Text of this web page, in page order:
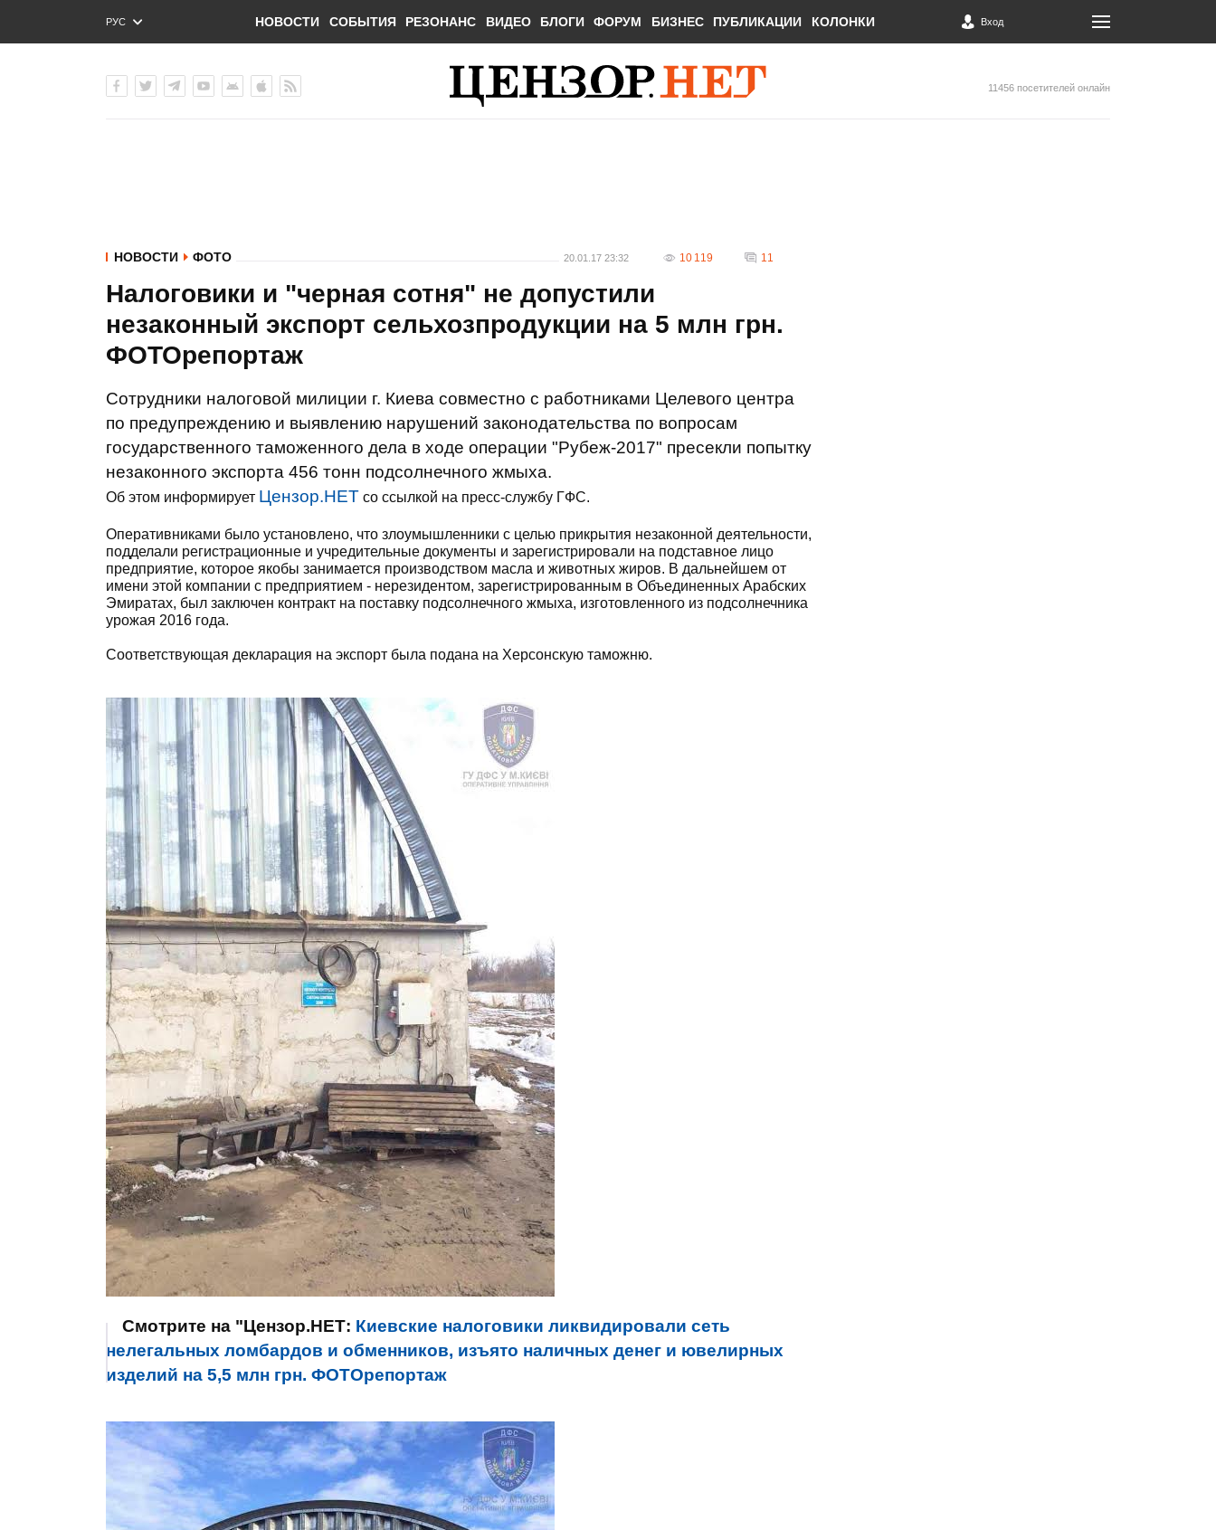
РУС
ENG
НОВОСТИ СОБЫТИЯ РЕЗОНАНС ВИДЕО БЛОГИ ФОРУМ БИЗНЕС ПУБЛИКАЦИИ КОЛОНКИ Вход
11456 посетителей онлайн
НОВОСТИ ФОТО 20.01.17 23:32 10 119 11
Налоговики и "черная сотня" не допустили
незаконный экспорт сельхозпродукции на 5 млн грн.
ФОТОрепортаж
Сотрудники налоговой милиции г. Киева совместно с работниками Целевого центра
по предупреждению и выявлению нарушений законодательства по вопросам
государственного таможенного дела в ходе операции "Рубеж-2017" пресекли попытку
незаконного экспорта 456 тонн подсолнечного жмыха.
Об этом информирует Цензор.НЕТ со ссылкой на пресс-службу ГФС.
Оперативниками было установлено, что злоумышленники с целью прикрытия незаконной деятельности,
подделали регистрационные и учредительные документы и зарегистрировали на подставное лицо
предприятие, которое якобы занимается производством масла и животных жиров. В дальнейшем от
имени этой компании с предприятием - нерезидентом, зарегистрированным в Объединенных Арабских
Эмиратах, был заключен контракт на поставку подсолнечного жмыха, изготовленного из подсолнечника
урожая 2016 года.
Соответствующая декларация на экспорт была подана на Херсонскую таможню.
Смотрите на "Цензор.НЕТ: Киевские налоговики ликвидировали сеть
нелегальных ломбардов и обменников, изъято наличных денег и ювелирных
изделий на 5,5 млн грн. ФОТОрепортаж